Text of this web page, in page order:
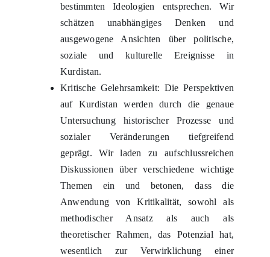
bestimmten Ideologien entsprechen. Wir
schätzen unabhängiges Denken und
ausgewogene Ansichten über politische,
soziale und kulturelle Ereignisse in
Kurdistan.
Kritische Gelehrsamkeit: Die Perspektiven
auf Kurdistan werden durch die genaue
Untersuchung historischer Prozesse und
sozialer Veränderungen tiefgreifend
geprägt. Wir laden zu aufschlussreichen
Diskussionen über verschiedene wichtige
Themen ein und betonen, dass die
Anwendung von Kritikalität, sowohl als
methodischer Ansatz als auch als
theoretischer Rahmen, das Potenzial hat,
wesentlich zur Verwirklichung einer